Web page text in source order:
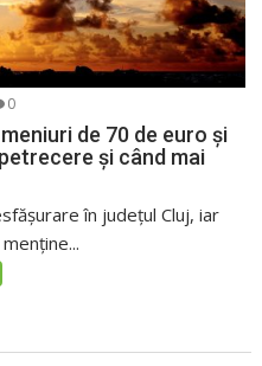
0
de 70 de euro și
și când mai
în județul Cluj, iar